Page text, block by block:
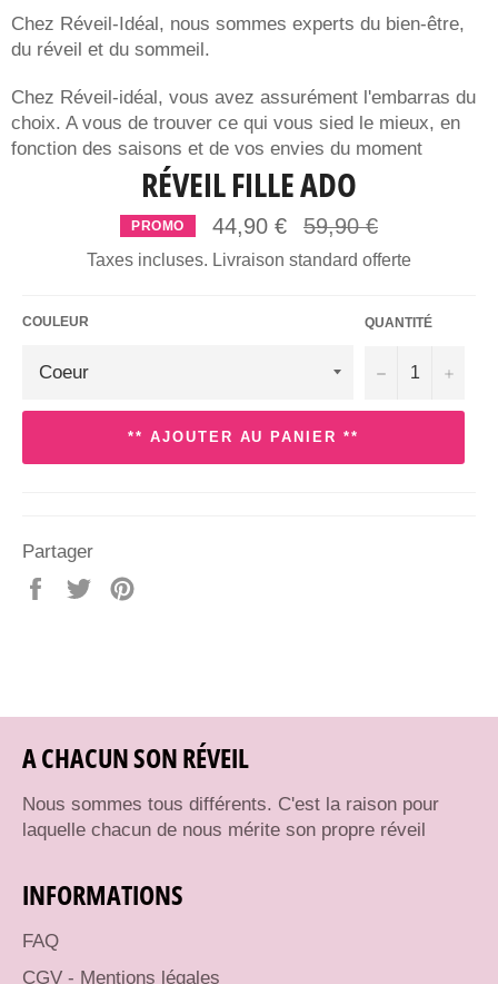
Chez Réveil-Idéal, nous sommes experts du bien-être,
du réveil et du sommeil.
Chez Réveil-idéal, vous avez assurément l'embarras du
choix. A vous de trouver ce qui vous sied le mieux, en
fonction des saisons et de vos envies du moment
RÉVEIL FILLE ADO
PROMO 44,90 €
Prix
régulier
59,90 €
Taxes incluses. Livraison standard offerte
COULEUR QUANTITÉ
− +
** AJOUTER AU PANIER **
Partager
PartagerTweeter
A CHACUN SON RÉVEIL
Nous sommes tous différents. C'est la raison pour
laquelle chacun de nous mérite son propre réveil
INFORMATIONS
FAQ
CGV - Mentions légales